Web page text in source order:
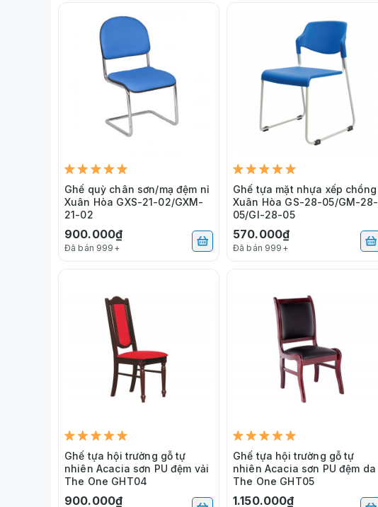
Ghế quỳ chân sơn/mạ đệm nỉ
Xuân Hòa GXS-21-02/GXM-
21-02
900.000₫
Đã bán 999+
Ghế tựa mặt nhựa xếp chồng
Xuân Hòa GS-28-05/GM-28-
05/GI-28-05
570.000₫
Đã bán 999+
Ghế tựa hội trường gỗ tự
nhiên Acacia sơn PU đệm vải
The One GHT04
900.000₫
Ghế tựa hội trường gỗ tự
nhiên Acacia sơn PU đệm da
The One GHT05
1.150.000₫